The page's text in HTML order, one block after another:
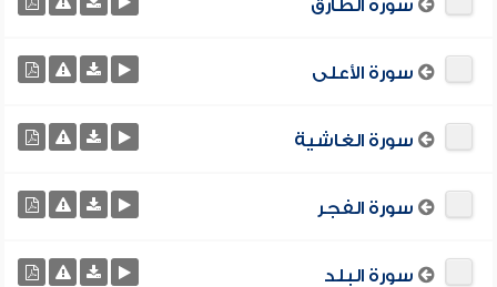
سورة الطارق
سورة الأعلى
سورة الغاشية
سورة الفجر
سورة البلد